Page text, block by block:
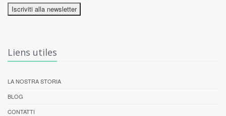
Iscriviti alla newsletter
Liens utiles
LA NOSTRA STORIA
BLOG
CONTATTI